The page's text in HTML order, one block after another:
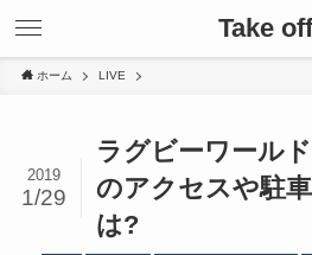
Take off
ホーム LIVE
ラグビーワール
のアクセスや駐
は?
2019
1/29